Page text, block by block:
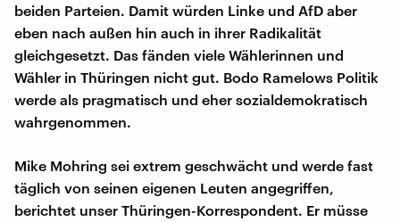
beiden Parteien. Damit würden Linke und AfD aber
eben nach außen hin auch in ihrer Radikalität
gleichgesetzt. Das fänden viele Wählerinnen und
Wähler in Thüringen nicht gut. Bodo Ramelows Politik
werde als pragmatisch und eher sozialdemokratisch
wahrgenommen.
Mike Mohring sei extrem geschwächt und werde fast
täglich von seinen eigenen Leuten angegriffen,
berichtet unser Thüringen-Korrespondent. Er müsse